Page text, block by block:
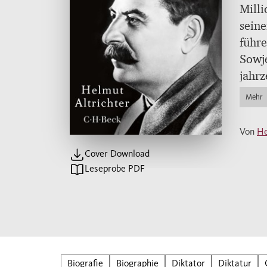
Cover Download
Leseprobe PDF
(wie
Mehr
Von
Biografie Biographie Diktator Diktatur